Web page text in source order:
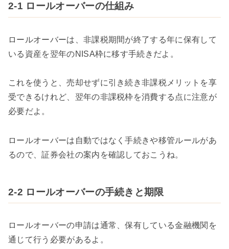
2-1 ロールオーバーの仕組み
ロールオーバーは、非課税期間が終了する年に保有して
いる資産を翌年のNISA枠に移す手続きだよ。
これを使うと、売却せずに引き続き非課税メリットを享
受できるけれど、翌年の非課税枠を消費する点に注意が
必要だよ。
ロールオーバーは自動ではなく手続きや移管ルールがあ
るので、証券会社の案内を確認しておこうね。
2-2 ロールオーバーの手続きと期限
ロールオーバーの申請は通常、保有している金融機関を
通じて行う必要があるよ。